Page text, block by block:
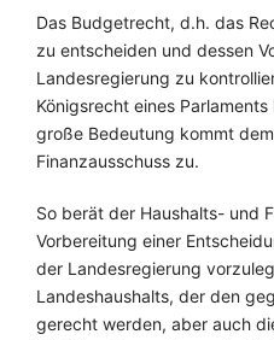
Das Budgetrecht, d.h. das
zu entscheiden und dessen
Landesregierung zu
Königsrecht eines
große Bedeutung kommt
Finanzausschuss zu.
So berät der Haushalts- und
Vorbereitung einer
der Landesregierung
Landeshaushalts, der den
gerecht werden, aber auch